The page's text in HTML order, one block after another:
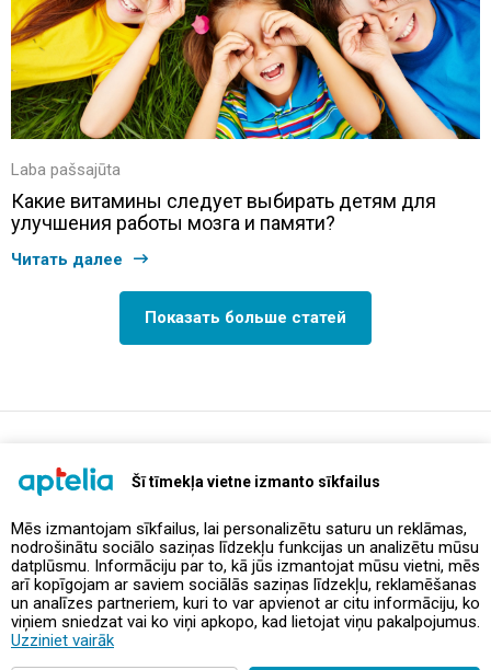
Šī tīmekļa vietne izmanto sīkfailus
Mēs izmantojam sīkfailus, lai personalizētu saturu un reklāmas,
nodrošinātu sociālo saziņas līdzekļu funkcijas un analizētu mūsu
datplūsmu. Informāciju par to, kā jūs izmantojat mūsu vietni, mēs
arī kopīgojam ar saviem sociālās saziņas līdzekļu, reklamēšanas
un analīzes partneriem, kuri to var apvienot ar citu informāciju, ko
viņiem sniedzat vai ko viņi apkopo, kad lietojat viņu pakalpojumus.
Uzziniet vairāk
Laba pašsajūta
Какие витамины следует выбирать детям для
улучшения работы мозга и памяти?
Читать далее
Показать больше статей
Предложения и акции
Контакты